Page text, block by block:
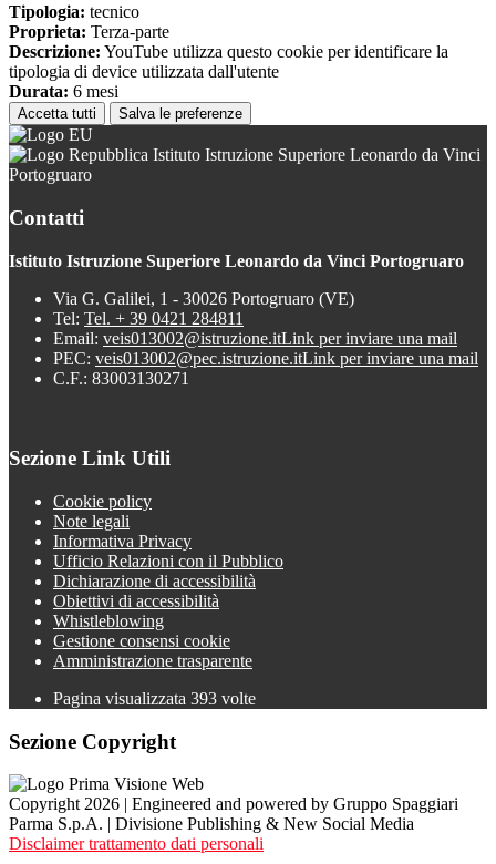
Tipologia: tecnico
Proprieta: Terza-parte
Descrizione: YouTube utilizza questo cookie per identificare la
tipologia di device utilizzata dall'utente
Durata: 6 mesi
Accetta tutti Salva le preferenze
Istituto Istruzione Superiore Leonardo da Vinci
Portogruaro
Contatti
Istituto Istruzione Superiore Leonardo da Vinci Portogruaro
Via G. Galilei, 1 - 30026 Portogruaro (VE)
Tel: Tel. + 39 0421 284811
Email: veis013002@istruzione.itLink per inviare una mail
PEC: veis013002@pec.istruzione.itLink per inviare una mail
C.F.: 83003130271
Sezione Link Utili
Cookie policy
Note legali
Informativa Privacy
Ufficio Relazioni con il Pubblico
Dichiarazione di accessibilità
Obiettivi di accessibilità
Whistleblowing
Gestione consensi cookie
Amministrazione trasparente
Pagina visualizzata 393 volte
Sezione Copyright
Copyright 2026 | Engineered and powered by Gruppo Spaggiari
Parma S.p.A. | Divisione Publishing & New Social Media
Disclaimer trattamento dati personali